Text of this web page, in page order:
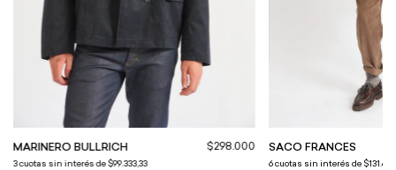
MARINERO BULLRICH $298.000
3cuotas sin interés de$99.333,33
SACO FRANCES
6 cuotas sin interés de